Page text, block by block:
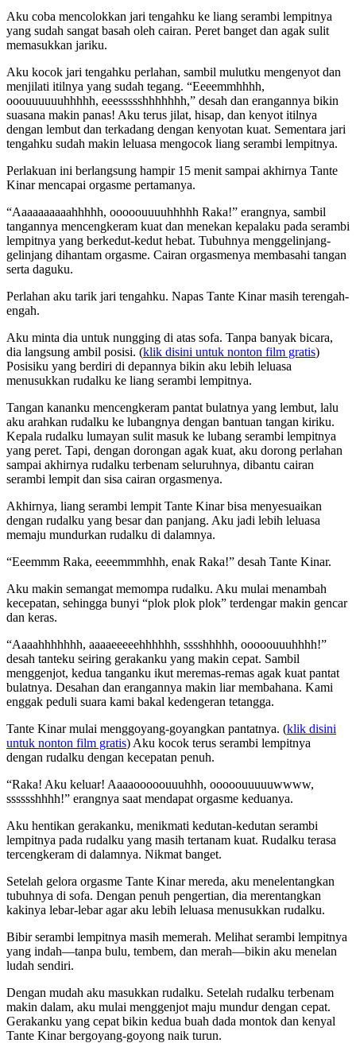
Aku coba mencolokkan jari tengahku ke liang serambi lempitnya
yang sudah sangat basah oleh cairan. Peret banget dan agak sulit
memasukkan jariku.
Aku kocok jari tengahku perlahan, sambil mulutku mengenyot dan
menjilati itilnya yang sudah tegang. “Eeeemmhhhh,
ooouuuuuuhhhhh, eeessssshhhhhhh,” desah dan erangannya bikin
suasana makin panas! Aku terus jilat, hisap, dan kenyot itilnya
dengan lembut dan terkadang dengan kenyotan kuat. Sementara jari
tengahku sudah makin leluasa mengocok liang serambi lempitnya.
Perlakuan ini berlangsung hampir 15 menit sampai akhirnya Tante
Kinar mencapai orgasme pertamanya.
“Aaaaaaaaaahhhhh, ooooouuuuhhhhh Raka!” erangnya, sambil
tangannya mencengkeram kuat dan menekan kepalaku pada serambi
lempitnya yang berkedut-kedut hebat. Tubuhnya menggelinjang-
gelinjang dihantam orgasme. Cairan orgasmenya membasahi tangan
serta daguku.
Perlahan aku tarik jari tengahku. Napas Tante Kinar masih terengah-
engah.
Aku minta dia untuk nungging di atas sofa. Tanpa banyak bicara,
dia langsung ambil posisi. (klik disini untuk nonton film gratis)
Posisiku yang berdiri di depannya bikin aku lebih leluasa
menusukkan rudalku ke liang serambi lempitnya.
Tangan kananku mencengkeram pantat bulatnya yang lembut, lalu
aku arahkan rudalku ke lubangnya dengan bantuan tangan kiriku.
Kepala rudalku lumayan sulit masuk ke lubang serambi lempitnya
yang peret. Tapi, dengan dorongan agak kuat, aku dorong perlahan
sampai akhirnya rudalku terbenam seluruhnya, dibantu cairan
serambi lempit dan sisa cairan orgasmenya.
Akhirnya, liang serambi lempit Tante Kinar bisa menyesuaikan
dengan rudalku yang besar dan panjang. Aku jadi lebih leluasa
memaju mundurkan rudalku di dalamnya.
“Eeemmm Raka, eeeemmmhhh, enak Raka!” desah Tante Kinar.
Aku makin semangat memompa rudalku. Aku mulai menambah
kecepatan, sehingga bunyi “plok plok plok” terdengar makin gencar
dan keras.
“Aaaahhhhhhh, aaaaeeeeehhhhhh, sssshhhhh, ooooouuuhhhh!”
desah tanteku seiring gerakanku yang makin cepat. Sambil
menggenjot, kedua tanganku ikut meremas-remas agak kuat pantat
bulatnya. Desahan dan erangannya makin liar membahana. Kami
enggak peduli suara kami bakal kedengeran tetangga.
Tante Kinar mulai menggoyang-goyangkan pantatnya. (klik disini
untuk nonton film gratis) Aku kocok terus serambi lempitnya
dengan rudalku dengan kecepatan penuh.
“Raka! Aku keluar! Aaaaooooouuuhhh, ooooouuuuuwwww,
sssssshhhh!” erangnya saat mendapat orgasme keduanya.
Aku hentikan gerakanku, menikmati kedutan-kedutan serambi
lempitnya pada rudalku yang masih tertanam kuat. Rudalku terasa
tercengkeram di dalamnya. Nikmat banget.
Setelah gelora orgasme Tante Kinar mereda, aku menelentangkan
tubuhnya di sofa. Dengan penuh pengertian, dia merentangkan
kakinya lebar-lebar agar aku lebih leluasa menusukkan rudalku.
Bibir serambi lempitnya masih memerah. Melihat serambi lempitnya
yang indah—tanpa bulu, tembem, dan merah—bikin aku menelan
ludah sendiri.
Dengan mudah aku masukkan rudalku. Setelah rudalku terbenam
makin dalam, aku mulai menggenjot maju mundur dengan cepat.
Gerakanku yang cepat bikin kedua buah dada montok dan kenyal
Tante Kinar bergoyang-goyong naik turun.